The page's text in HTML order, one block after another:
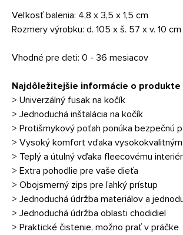
Veľkosť balenia: 4,8 x 3,5 x 1,5 cm
Rozmery výrobku: d. 105 x š. 57 x v. 10 cm
Vhodné pre deti: 0 - 36 mesiacov
Najdôležitejšie informácie o produkte
> Univerzálný fusak na kočík
> Jednoduchá inštalácia na kočík
> Protišmykový poťah ponúka bezpečnú
> Vysoký komfort vďaka
> Teplý a útulný vďaka fleecovému
> Extra pohodlie pre vaše dieťa
> Obojsmerný zips pre ľahký prístup
> Jednoduchá údržba materiálov a
> Jednoduchá údržba oblasti chodidiel
> Praktické čistenie, možno prať v práčke